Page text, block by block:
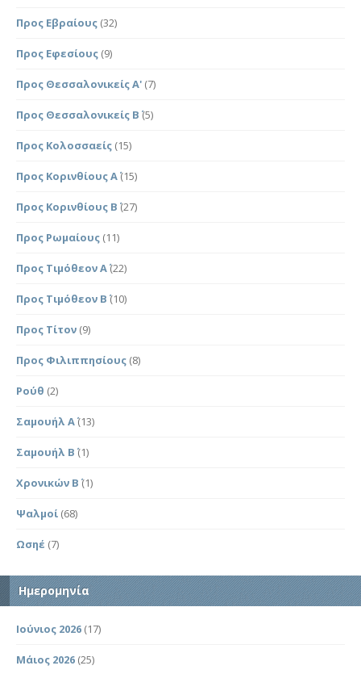
Προς Εβραίους (32)
Προς Εφεσίους (9)
Προς Θεσσαλονικείς Α' (7)
Προς Θεσσαλονικείς Β΄ (5)
Προς Κολοσσαείς (15)
Προς Κορινθίους Α΄(15)
Προς Κορινθίους Β΄ (27)
Προς Ρωμαίους (11)
Προς Τιμόθεον Α΄(22)
Προς Τιμόθεον Β΄ (10)
Προς Τίτον (9)
Προς Φιλιππησίους (8)
Ρούθ (2)
Σαμουήλ Α΄(13)
Σαμουήλ Β΄ (1)
Χρονικών Β΄ (1)
Ψαλμοί (68)
Ωσηέ (7)
Ημερομηνία
Ιούνιος 2026 (17)
Μάιος 2026 (25)